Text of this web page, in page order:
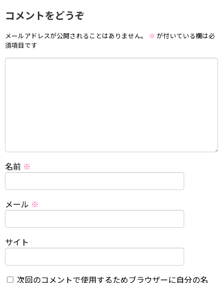
コメントをどうぞ
メールアドレスが公開されることはありません。 ※ が付いている欄は必
須項目です
名前 ※
メール ※
サイト
次回のコメントで使用するためブラウザーに自分の名